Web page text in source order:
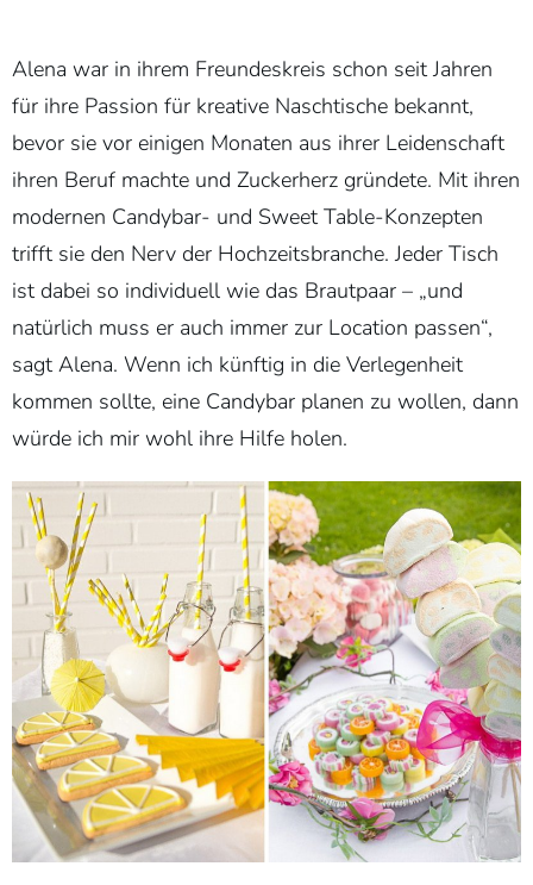
Alena war in ihrem Freundeskreis schon seit Jahren
für ihre Passion für kreative Naschtische bekannt,
bevor sie vor einigen Monaten aus ihrer Leidenschaft
ihren Beruf machte und Zuckerherz gründete. Mit ihren
modernen Candybar- und Sweet Table-Konzepten
trifft sie den Nerv der Hochzeitsbranche. Jeder Tisch
ist dabei so individuell wie das Brautpaar – „und
natürlich muss er auch immer zur Location passen“,
sagt Alena. Wenn ich künftig in die Verlegenheit
kommen sollte, eine Candybar planen zu wollen, dann
würde ich mir wohl ihre Hilfe holen.